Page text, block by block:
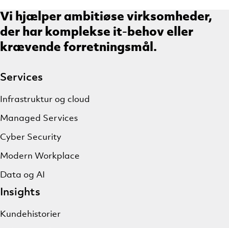
Vi hjælper ambitiøse virksomheder,
der har komplekse it-behov eller
krævende forretningsmål.
Services
Infrastruktur og cloud
Managed Services
Cyber Security
Modern Workplace
Data og AI
Insights
Kundehistorier